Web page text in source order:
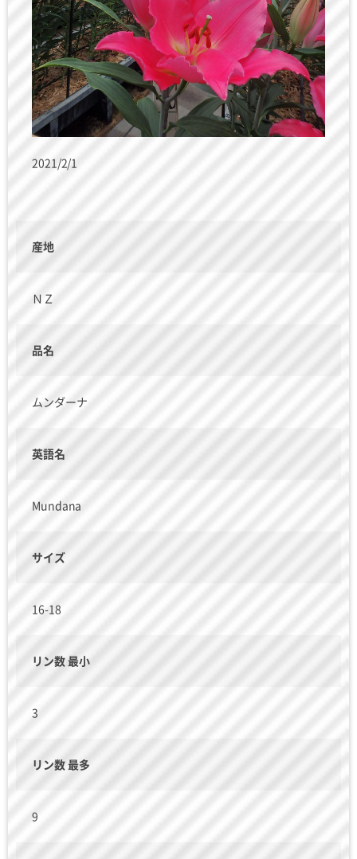
2021/2/1
産地
ＮＺ
品名
ムンダーナ
英語名
Mundana
サイズ
16-18
リン数 最小
3
リン数 最多
9